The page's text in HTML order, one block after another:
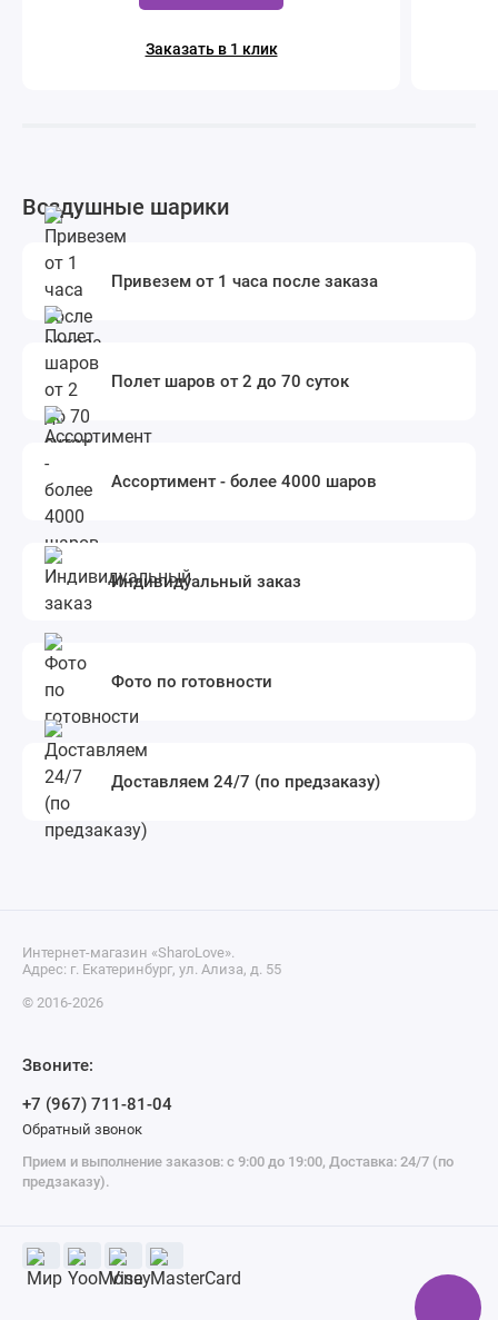
Заказать в 1 клик
Воздушные шарики
Привезем от 1 часа после заказа
Полет шаров от 2 до 70 суток
Ассортимент - более 4000 шаров
Индивидуальный заказ
Фото по готовности
Доставляем 24/7 (по предзаказу)
Интернет-магазин «SharoLove».
Адрес: г. Екатеринбург, ул. Ализа, д. 55
© 2016-2026
Звоните:
+7 (967) 711-81-04
Обратный звонок
Прием и выполнение заказов: с 9:00 до 19:00, Доставка: 24/7 (по
предзаказу).